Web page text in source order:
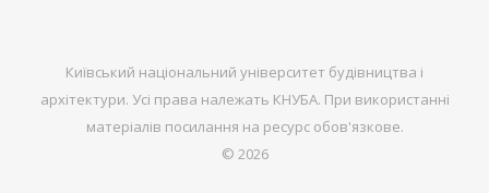
Київський національний університет будівництва і
архітектури. Усі права належать КНУБА. При використанні
матеріалів посилання на ресурс обов'язкове.
© 2026